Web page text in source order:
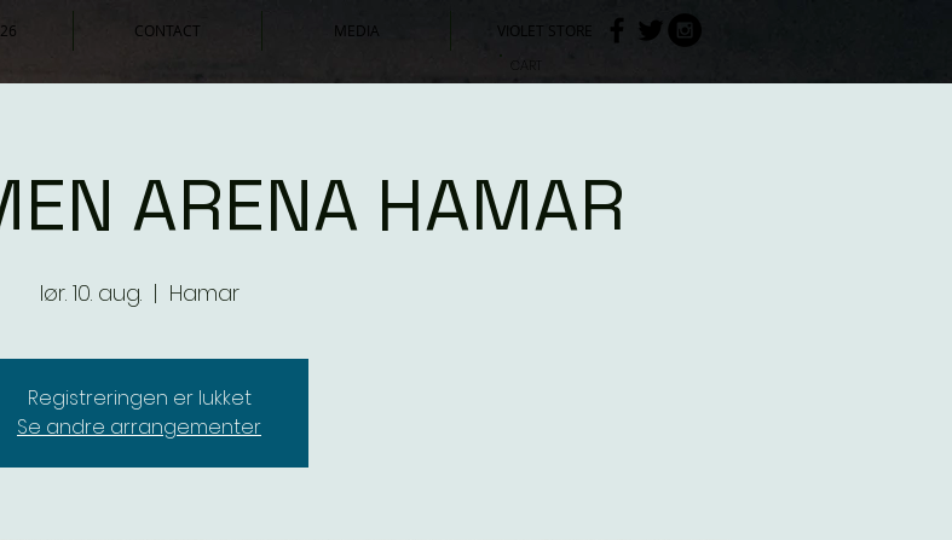
CONTACT MEDIA VIOLET STORE
CART
ARENA HAMAR
lør. 10. aug.
  |
Hamar
Registreringen er lukket
Se andre arrangementer